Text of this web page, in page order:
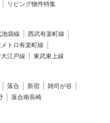
リビング物件特集
池袋線
西武有楽町線
トロ有楽町線
江戸線 東武東上線
落合 新宿
雑司が谷
落合南長崎